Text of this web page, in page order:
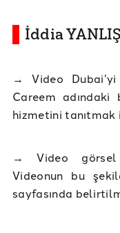
İddia YANLIŞ
→ Video
Careem adındaki
hizmetini tanıtmak
→ Video görsel
Videonun bu
sayfasında